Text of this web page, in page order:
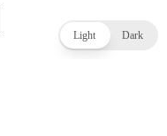
Light Dark